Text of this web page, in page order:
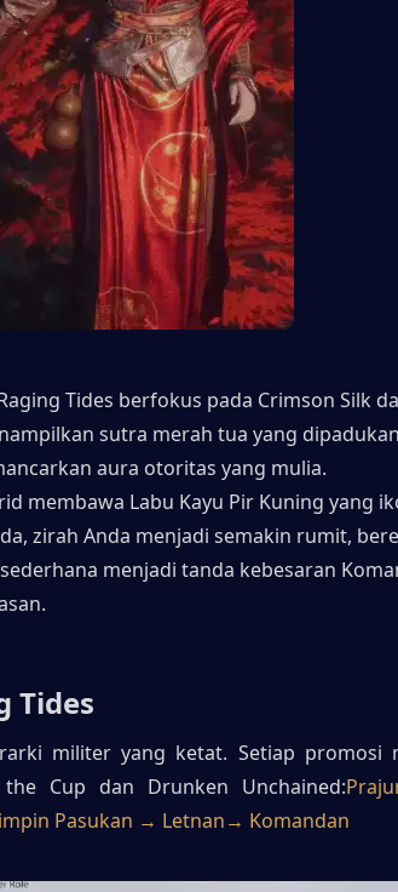
Tides berfokus pada Crimson Silk
sutra merah tua yang
aura otoritas yang mulia.
membawa Labu Kayu Pir Kuning yang
zirah Anda menjadi semakin rumit,
menjadi tanda kebesaran
Tides
militer yang ketat. Setiap promosi
Cup dan Drunken Unchained:
Pasukan → Letnan→ Komandan